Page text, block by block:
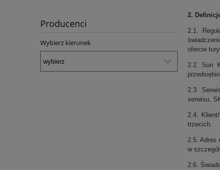
Producenci
Wybierz kierunek
2.
2.1.
ofercie
2.2. Sun
2.3.
serwisu,
2.4.
trzecich.
2.5. Adres
w
2.6.